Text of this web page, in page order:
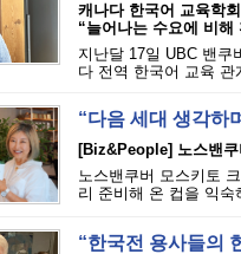
캐나다 한국어 교육학
“늘어나는 수요에 비해
지난달 17일 UBC 밴쿠
다 전역 한국어 교육
“다음 세대 생각하
[Biz&People] 노스밴쿠
노스밴쿠버 모스키토
리 준비해 온 컵을 익
“한국전 용사들의